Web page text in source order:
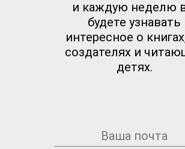
и каждую неделю
будете узнавать
интересное о
создателях и
детях.